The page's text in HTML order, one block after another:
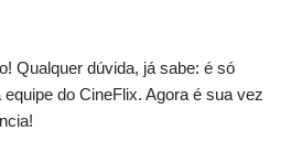
Qualquer dúvida, já sabe: é só
do CineFlix. Agora é sua vez